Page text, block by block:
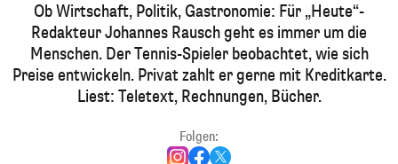
Ob Wirtschaft, Politik, Gastronomie: Für „Heute“-
Redakteur Johannes Rausch geht es immer um die
Menschen. Der Tennis-Spieler beobachtet, wie sich
Preise entwickeln. Privat zahlt er gerne mit Kreditkarte.
Liest: Teletext, Rechnungen, Bücher.
Folgen: